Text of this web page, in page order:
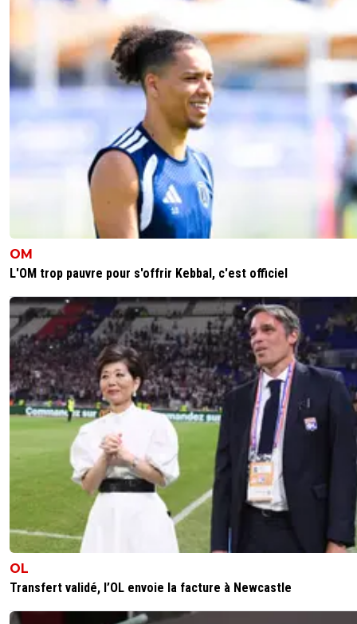
OM
L'OM trop pauvre pour s'offrir Kebbal, c'est officiel
OL
Transfert validé, l’OL envoie la facture à Newcastle